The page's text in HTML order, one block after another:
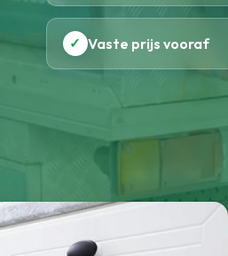
✓ Vaste prijs vooraf